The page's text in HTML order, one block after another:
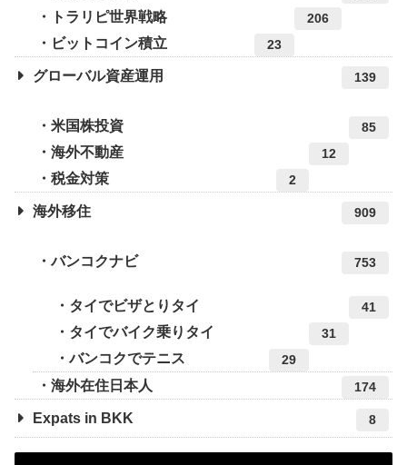
トラリピ世界戦略 206
ビットコイン積立 23
グローバル資産運用 139
米国株投資 85
海外不動産 12
税金対策 2
海外移住 909
バンコクナビ 753
タイでビザとりタイ 41
タイでバイク乗りタイ 31
バンコクでテニス 29
海外在住日本人 174
Expats in BKK 8